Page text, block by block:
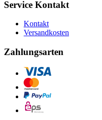
Service Kontakt
Kontakt
Versandkosten
Zahlungsarten